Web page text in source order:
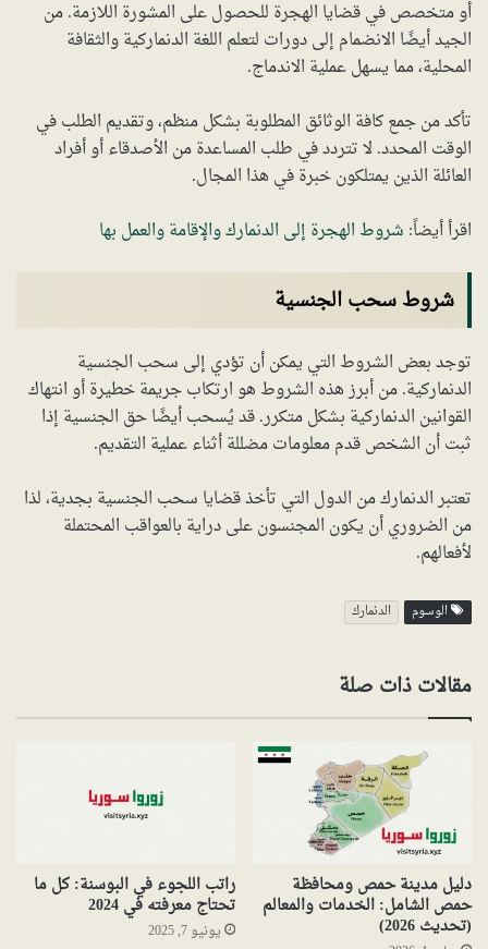
أو متخصص في قضايا الهجرة للحصول على المشورة اللازمة. من
الجيد أيضًا الانضمام إلى دورات لتعلم اللغة الدنماركية والثقافة
المحلية، مما يسهل عملية الاندماج.
تأكد من جمع كافة الوثائق المطلوبة بشكل منظم، وتقديم الطلب في
الوقت المحدد. لا تتردد في طلب المساعدة من الأصدقاء أو أفراد
العائلة الذين يمتلكون خبرة في هذا المجال.
اقرأ أيضاً: شروط الهجرة إلى الدنمارك والإقامة والعمل بها
شروط سحب الجنسية
توجد بعض الشروط التي يمكن أن تؤدي إلى سحب الجنسية
الدنماركية. من أبرز هذه الشروط هو ارتكاب جريمة خطيرة أو انتهاك
القوانين الدنماركية بشكل متكرر. قد يُسحب أيضًا حق الجنسية إذا
ثبت أن الشخص قدم معلومات مضللة أثناء عملية التقديم.
تعتبر الدنمارك من الدول التي تأخذ قضايا سحب الجنسية بجدية، لذا
من الضروري أن يكون المجنسون على دراية بالعواقب المحتملة
لأفعالهم.
الوسوم الدنمارك
مقالات ذات صلة
دليل مدينة حمص ومحافظة
حمص الشامل: الخدمات والمعالم
(تحديث 2026)
راتب اللجوء في البوسنة: كل ما
تحتاج معرفته في 2024
يونيو 7, 2025